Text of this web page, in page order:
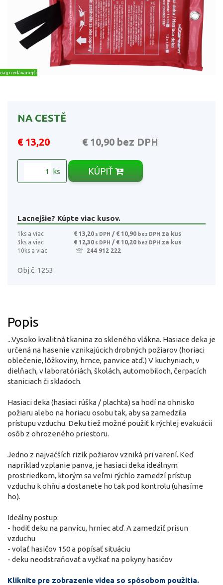
najpredávanejšie
NA CESTĚ
€ 13,20 € 10,90 bez DPH
ks KÚPIŤ
Lacnejšie? Kúpte viac kusov.
1ks a viac € 13,20 s DPH / € 10,90 bez DPH za kus
3ks a viac
€ 12,30 s DPH / € 10,20 bez DPH za kus
10ks a viac
244 912 222
Obj.č. 1253
Popis
...Vysoko kvalitná tkanina zo skleného vlákna. Hasiace deka je
určená na hasenie vznikajúcich drobných požiarov (horiaci
oblečenie, lôžkoviny, hrnce, panvice atď.) V kuchyniach, v
dielňach, v laboratóriách, školách, automobiloch, čerpacích
staniciach či skladoch.
Hasiaci deka (hasiaci rúška / plachta) sa hodí na ohnisko
požiaru alebo na horiacu osobu tak, aby sa zamedzila
prístupu vzduchu. Deku tiež možné použiť k rýchlej evakuácii
osôb z ohrozeného priestoru.
Jedno z najväčších rizík požiarov vzniká pri varení. Keď
napríklad vzplanie panva, je hasiaci deka ideálnym
prostriedkom, ktorým sa veľmi rýchlo zamedzí prístup
vzduchu k ohňu a dostanete ho tak pod kontrolu (uhasíme
ho).
Ideálny postup:
- hodiť deku na panvicu, hrniec atď. A zamedziť prísun
vzduchu
- volať hasičov 150 a popísať situáciu
- deku neodstraňovať a vyčkať na pokyny hasičov
Kliknite pre zobrazenie videa so spôsobom použitia.